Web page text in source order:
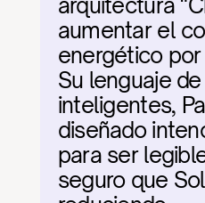
arquitectura
aumentar el
energético
Su lenguaje
inteligentes,
diseñado
para ser
seguro que